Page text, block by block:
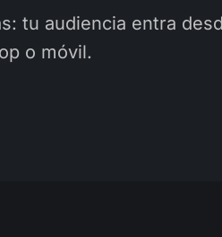
tu audiencia entra
o móvil.